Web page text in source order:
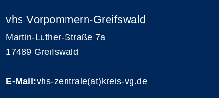
vhs Vorpommern-Greifswald
Martin-Luther-Straße 7a
17489 Greifswald
E-Mail:vhs-zentrale(at)kreis-vg.de